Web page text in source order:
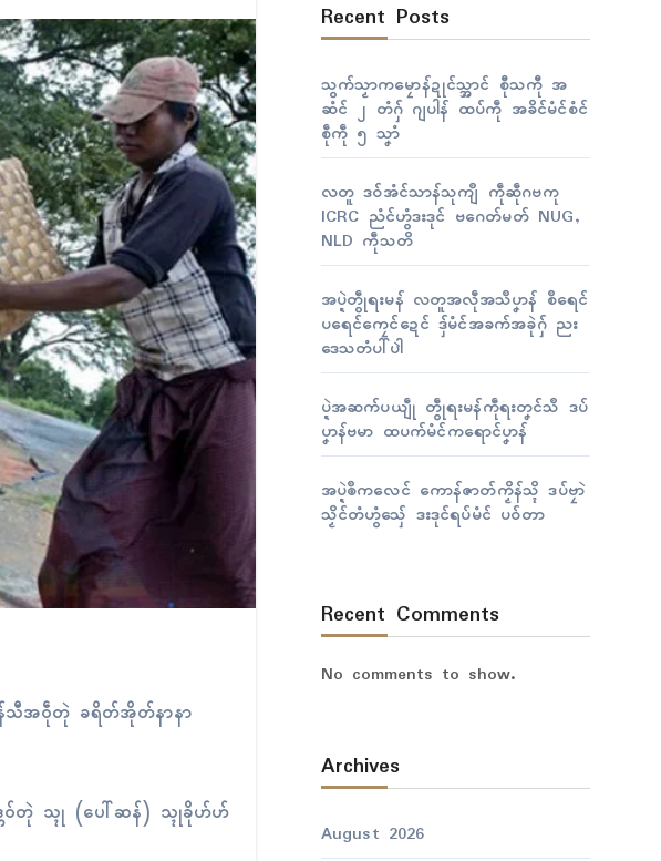
သီအဝဵုတုဲ ခရိတ်အိုတ်နာနာ
ဝ်တုဲ သ္ၚု (ပေါ်ဆန်) သ္ၚုခိုဟ်ဟ်
Recent Posts
သွက်သၟာကမၠောန်ဍုၚ်သ္အာၚ် စီုသကီု အ
ဆံၚ် ၂ တံဂှ် ဂျပါန် ထပ်ကဵု အခိၚ်မံၚ်စံၚ်
စဵုကဵု ၅ သၞာံ
လတူ ဒဝ်အံၚ်သာန်သုကျဳ ကဵုဆဵုဂဗကု
ICRC ညံၚ်ဟွံဒးဒုၚ် ဗဂေတ်မတ် NUG,
NLD ကဵုသတိ
အပ္ဍဲတွဵုရးမန် လတူအလဵုအသဳပၞာန် စဳရေၚ်
ပရေၚ်ကၠေၚ်ဍေၚ် ဒှ်မံၚ်အခက်အခုဲဂှ် ညး
ဒေသတံပါ်ပါဲ
ပ္ဍဲအဆက်ပယျဵု တွဵုရးမန်ကဵုရးတၞၚ်သဳ ဒပ်
ပၞာန်ဗမာ ထပက်မံၚ်ကရောၚ်ပၞာန်
အပ္ဍဲၜဳကလေၚ် ကောန်ဇာတ်ကၟိန်သ္ၚိ ဒပ်ဗၠာဲ
သၟိၚ်တံဟွံသှ်ေ ဒးဒုၚ်ရပ်မံၚ် ပဝ်တာ
Recent Comments
No comments to show.
Archives
August 2026